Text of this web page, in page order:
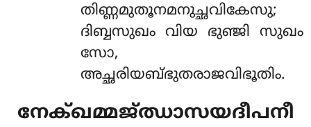
തിണ്ണമുതൂനമനുച്ഛവികേസു;
ദിബ്ബസുഖം വിയ ഭുഞ്ജി സുഖം
സോ,
അച്ഛരിയബ്ഭുതരാജവിഭൂതിം.
നേക്ഖമ്മജ്ഝാസയദീപനീ